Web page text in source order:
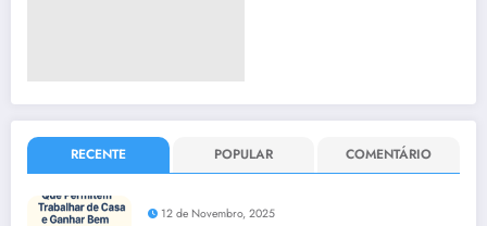
RECENTE POPULAR COMENTÁRIO
12 de Novembro, 2025